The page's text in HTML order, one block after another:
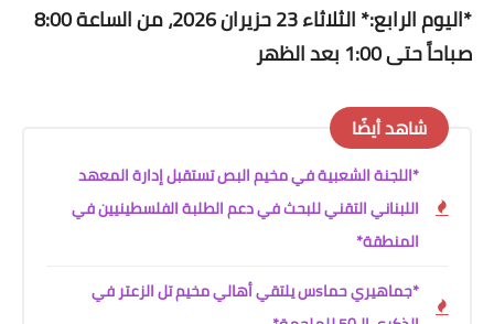
*اليوم الرابع:* الثلاثاء 23 حزيران 2026، من الساعة 8:00
صباحاً حتى 1:00 بعد الظهر
شاهد أيضًا
*اللجنة الشعبية في مخيم البص تستقبل إدارة المعهد
اللبناني التقني للبحث في دعم الطلبة الفلسطينيين في
المنطقة*
*جماهيري حماsس يلتقي أهالي مخيم تل الزعتر في